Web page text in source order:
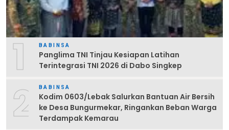
1 BABINSA
Panglima TNI Tinjau Kesiapan Latihan
Terintegrasi TNI 2026 di Dabo Singkep
2 BABINSA
Kodim 0603/Lebak Salurkan Bantuan Air Bersih
ke Desa Bungurmekar, Ringankan Beban Warga
Terdampak Kemarau